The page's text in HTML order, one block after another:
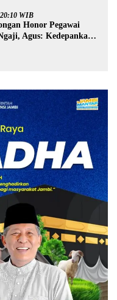
WIB
Honor Pegawai
Agus: Kedepankan